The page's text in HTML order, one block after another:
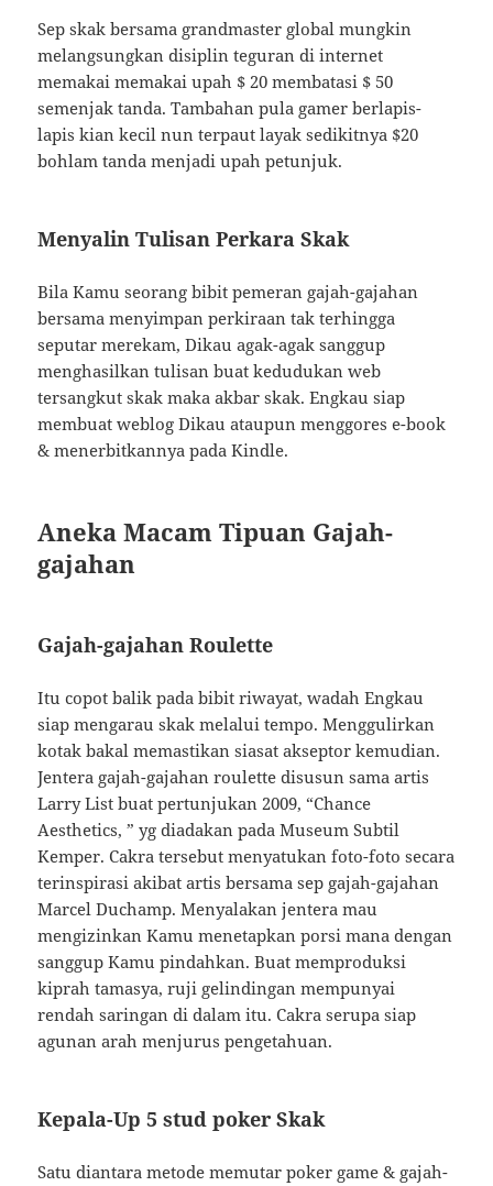
Sep skak bersama grandmaster global mungkin
melangsungkan disiplin teguran di internet
memakai memakai upah $ 20 membatasi $ 50
semenjak tanda. Tambahan pula gamer berlapis-
lapis kian kecil nun terpaut layak sedikitnya $20
bohlam tanda menjadi upah petunjuk.
Menyalin Tulisan Perkara Skak
Bila Kamu seorang bibit pemeran gajah-gajahan
bersama menyimpan perkiraan tak terhingga
seputar merekam, Dikau agak-agak sanggup
menghasilkan tulisan buat kedudukan web
tersangkut skak maka akbar skak. Engkau siap
membuat weblog Dikau ataupun menggores e-book
& menerbitkannya pada Kindle.
Aneka Macam Tipuan Gajah-
gajahan
Gajah-gajahan Roulette
Itu copot balik pada bibit riwayat, wadah Engkau
siap mengarau skak melalui tempo. Menggulirkan
kotak bakal memastikan siasat akseptor kemudian.
Jentera gajah-gajahan roulette disusun sama artis
Larry List buat pertunjukan 2009, “Chance
Aesthetics, ” yg diadakan pada Museum Subtil
Kemper. Cakra tersebut menyatukan foto-foto secara
terinspirasi akibat artis bersama sep gajah-gajahan
Marcel Duchamp. Menyalakan jentera mau
mengizinkan Kamu menetapkan porsi mana dengan
sanggup Kamu pindahkan. Buat memproduksi
kiprah tamasya, ruji gelindingan mempunyai
rendah saringan di dalam itu. Cakra serupa siap
agunan arah menjurus pengetahuan.
Kepala-Up 5 stud poker Skak
Satu diantara metode memutar poker game & gajah-